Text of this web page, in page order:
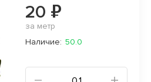
20 ₽
за метр
Наличие: 50.0